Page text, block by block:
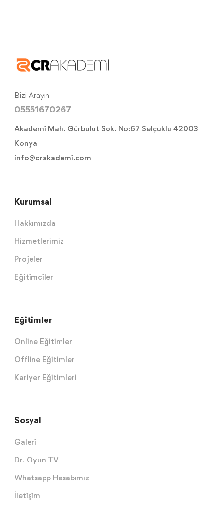
Bizi Arayın
05551670267
Akademi Mah. Gürbulut Sok. No:67 Selçuklu 42003
Konya
info@crakademi.com
Kurumsal
Hakkımızda
Hizmetlerimiz
Projeler
Eğitimciler
Eğitimler
Online Eğitimler
Offline Eğitimler
Kariyer Eğitimleri
Sosyal
Galeri
Dr. Oyun TV
Whatsapp Hesabımız
İletişim